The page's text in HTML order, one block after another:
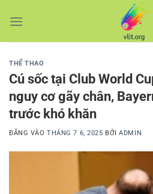
qua
THỂ THAO
Cú sốc tại Club World
nguy cơ gãy chân,
trước khó khăn
ĐĂNG VÀOTHÁNG 7 6, 2025 BỞIADMIN